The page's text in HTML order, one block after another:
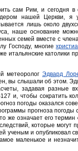
сам Рим, и сегодня
нашей Церкви, я
лишь около
наше основание
семей вместе с
Господу, многие
итальянские католики
метеоролог Эдвард
вы слышали об этом.
задавая разные
и, чтобы сократить
погоды оказался
прогноза погоды
же означает его
которые могут
ученым и опубликовал
маленькое и